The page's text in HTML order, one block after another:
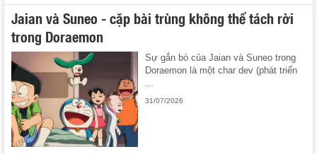
Jaian và Suneo - cặp bài trùng không thể tách rời
trong Doraemon
Sự gắn bó của Jaian và Suneo trong
Doraemon là một char dev (phát triển
...
31/07/2026